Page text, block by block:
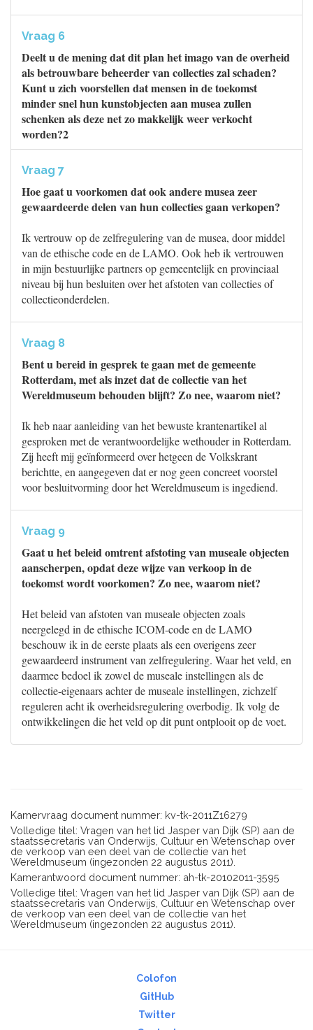
Vraag 6
Deelt u de mening dat dit plan het imago van de overheid
als betrouwbare beheerder van collecties zal schaden?
Kunt u zich voorstellen dat mensen in de toekomst
minder snel hun kunstobjecten aan musea zullen
schenken als deze net zo makkelijk weer verkocht
worden?2
Vraag 7
Hoe gaat u voorkomen dat ook andere musea zeer
gewaardeerde delen van hun collecties gaan verkopen?
Ik vertrouw op de zelfregulering van de musea, door middel
van de ethische code en de LAMO. Ook heb ik vertrouwen
in mijn bestuurlijke partners op gemeentelijk en provinciaal
niveau bij hun besluiten over het afstoten van collecties of
collectieonderdelen.
Vraag 8
Bent u bereid in gesprek te gaan met de gemeente
Rotterdam, met als inzet dat de collectie van het
Wereldmuseum behouden blijft? Zo nee, waarom niet?
Ik heb naar aanleiding van het bewuste krantenartikel al
gesproken met de verantwoordelijke wethouder in Rotterdam.
Zij heeft mij geïnformeerd over hetgeen de Volkskrant
berichtte, en aangegeven dat er nog geen concreet voorstel
voor besluitvorming door het Wereldmuseum is ingediend.
Vraag 9
Gaat u het beleid omtrent afstoting van museale objecten
aanscherpen, opdat deze wijze van verkoop in de
toekomst wordt voorkomen? Zo nee, waarom niet?
Het beleid van afstoten van museale objecten zoals
neergelegd in de ethische ICOM-code en de LAMO
beschouw ik in de eerste plaats als een overigens zeer
gewaardeerd instrument van zelfregulering. Waar het veld, en
daarmee bedoel ik zowel de museale instellingen als de
collectie-eigenaars achter de museale instellingen, zichzelf
reguleren acht ik overheidsregulering overbodig. Ik volg de
ontwikkelingen die het veld op dit punt ontplooit op de voet.
Kamervraag document nummer: kv-tk-2011Z16279
Volledige titel: Vragen van het lid Jasper van Dijk (SP) aan de
staatssecretaris van Onderwijs, Cultuur en Wetenschap over
de verkoop van een deel van de collectie van het
Wereldmuseum (ingezonden 22 augustus 2011).
Kamerantwoord document nummer: ah-tk-20102011-3595
Volledige titel: Vragen van het lid Jasper van Dijk (SP) aan de
staatssecretaris van Onderwijs, Cultuur en Wetenschap over
de verkoop van een deel van de collectie van het
Wereldmuseum (ingezonden 22 augustus 2011).
Colofon
GitHub
Twitter